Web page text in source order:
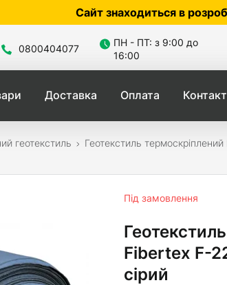
Сайт знаходиться в розробці — по
0800404077
ПН - ПТ: з 9:00 до
16:00
Доставка Оплата
геотекстиль Геотекстиль
Під замовлення
Fibertex F-
сірий